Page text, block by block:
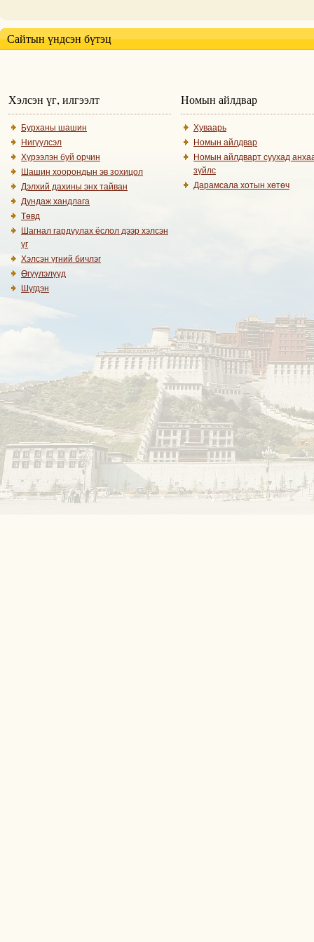
Сайтын үндсэн бүтэц
Хэлсэн үг, илгээлт
Бурханы шашин
Нигүүлсэл
Хүрээлэн буй орчин
Шашин хоорондын эв зохицол
Дэлхий дахины энх тайван
Дундаж хандлага
Төвд
Шагнал гардуулах ёслол дээр хэлсэн
үг
Хэлсэн үгний бичлэг
Өгүүлэлүүд
Шүгдэн
Номын айлдвар
Хуваарь
Номын айлдвар
Номын айлдварт суухад
зүйлс
Дарамсала хотын хөтөч